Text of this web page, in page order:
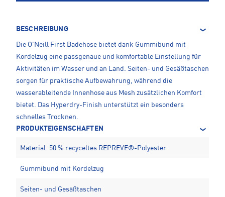
BESCHREIBUNG
Die O'Neill First Badehose bietet dank Gummibund mit
Kordelzug eine passgenaue und komfortable Einstellung für
Aktivitäten im Wasser und an Land. Seiten- und Gesäßtaschen
sorgen für praktische Aufbewahrung, während die
wasserableitende Innenhose aus Mesh zusätzlichen Komfort
bietet. Das Hyperdry-Finish unterstützt ein besonders
schnelles Trocknen.
PRODUKTEIGENSCHAFTEN
Material: 50 % recyceltes REPREVE®-Polyester
Gummibund mit Kordelzug
Seiten- und Gesäßtaschen